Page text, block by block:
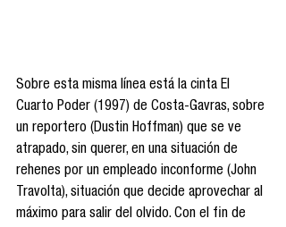
Sobre esta misma línea está la cinta El
Cuarto Poder (1997) de Costa-Gavras, sobre
un reportero (Dustin Hoffman) que se ve
atrapado, sin querer, en una situación de
rehenes por un empleado inconforme (John
Travolta), situación que decide aprovechar al
máximo para salir del olvido. Con el fin de